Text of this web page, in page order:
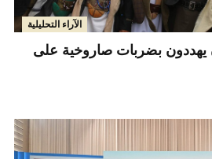
الآراء التحليلية
يهددون بضربات صاروخية على